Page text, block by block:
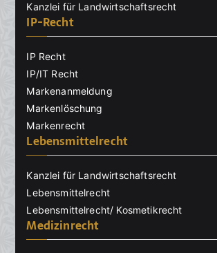
Kanzlei für Landwirtschaftsrecht
IP-Recht
IP Recht
IP/IT Recht
Markenanmeldung
Markenlöschung
Markenrecht
Lebensmittelrecht
Kanzlei für Landwirtschaftsrecht
Lebensmittelrecht
Lebensmittelrecht/ Kosmetikrecht
Medizinrecht